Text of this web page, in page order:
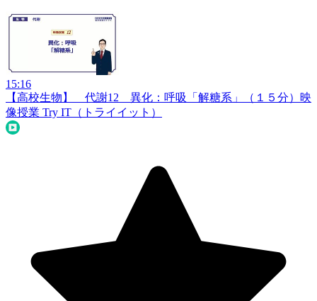
15:16
【高校生物】 代謝12 異化：呼吸「解糖系」（１５分） 映
像授業 Try IT（トライイット）